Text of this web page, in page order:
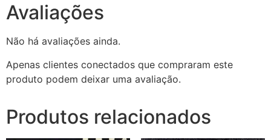
Avaliações
Não há avaliações ainda.
Apenas clientes conectados que compraram este
produto podem deixar uma avaliação.
Produtos relacionados